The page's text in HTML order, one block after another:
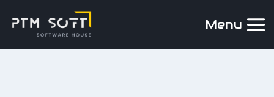
Menu